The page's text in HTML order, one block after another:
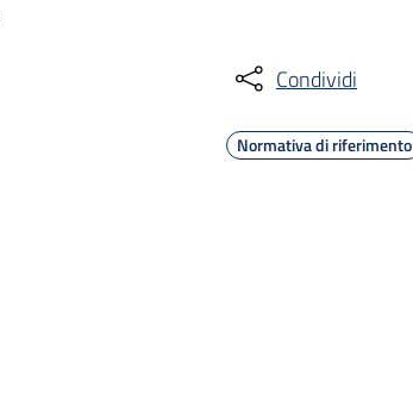
Condividi
Normativa di riferimento